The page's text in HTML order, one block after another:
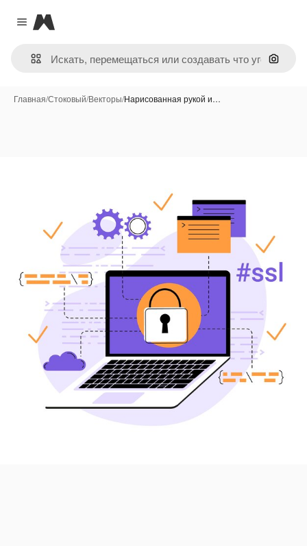
Close menu
Magnific
Поиск
Главная/Стоковый/Векторы/Нарисованная рукой и…